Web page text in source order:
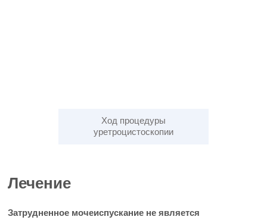
Ход процедуры
уретроцистоскопии
Лечение
Затрудненное мочеиспускание не является